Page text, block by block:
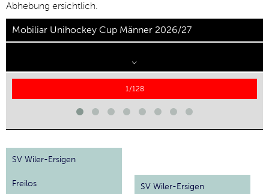
Abhebung ersichtlich.
Mobiliar Unihockey Cup Männer 2026/27
1/128
SV Wiler-Ersigen
Freilos SV Wiler-Ersigen